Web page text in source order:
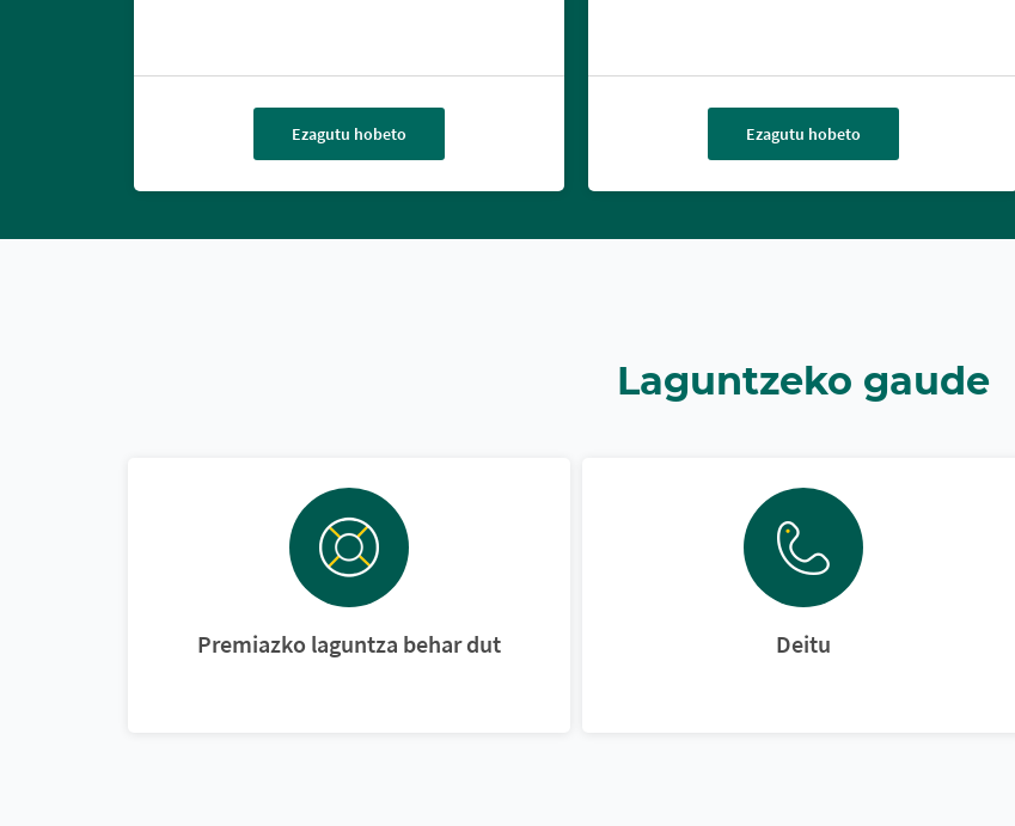
Ezagutu hobeto Ezagutu hobeto
Laguntzeko gaude
Premiazko laguntza behar dut Deitu